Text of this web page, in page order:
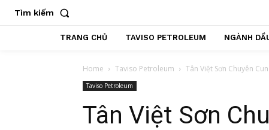
Tìm kiếm
TRANG CHỦ TAVISO PETROLEUM NGÀNH
Home Taviso Petroleum Tân Việt Sơn Chuyên
Taviso Petroleum
Tân Việt Sơn